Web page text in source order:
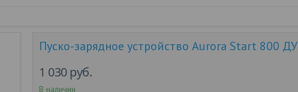
Пуско-зарядное устройство Aurora Start 800 ДУ
1 030 руб.
В наличии